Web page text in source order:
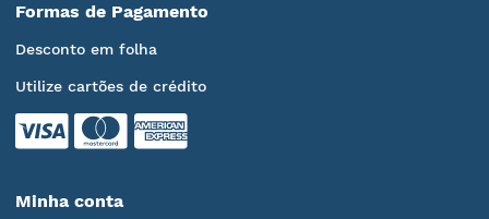
Formas de Pagamento
Desconto em folha
Utilize cartões de crédito
Minha conta